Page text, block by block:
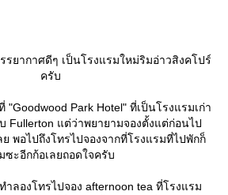
ยากาศดีๆ เป็นโรงแรมใหม่ริมอ่าวสิงคโปร์
ครับ
Park Hotel" ที่เป็นโรงแรมเก่า
Fullerton แต่ว่าพยายามจองตั้งแต่ก่อนไป
ย พอไปถึงโทรไปจองจากที่โรงแรมที่ไปพักก็
ซะอีกก้อเลยถอดใจครับ
ลองโทรไปจอง afternoon tea ที่โรงแรม